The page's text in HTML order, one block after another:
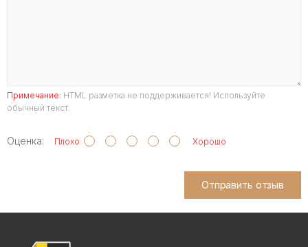
Примечание: HTML разметка не поддерживается! Используйте
обычный текст.
Оценка: Плохо Хорошо
Отправить отзыв